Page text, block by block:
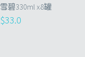
雪碧330ml x8罐
$33.0